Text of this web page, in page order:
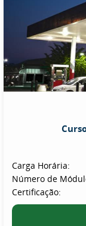
Carga Horária:
Número de
Certificação: